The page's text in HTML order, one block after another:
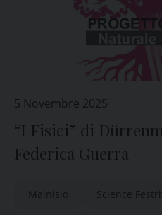
5 Novembre 2025
“I Fisici” di
Federica Guerra
Malnisio Science